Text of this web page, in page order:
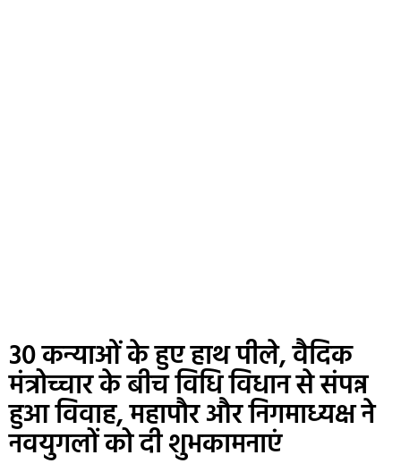
30 कन्याओं के हुए हाथ पीले, वैदिक
मंत्रोच्चार के बीच विधि विधान से संपन्न
हुआ विवाह, महापौर और निगमाध्यक्ष ने
नवयुगलों को दी शुभकामनाएं